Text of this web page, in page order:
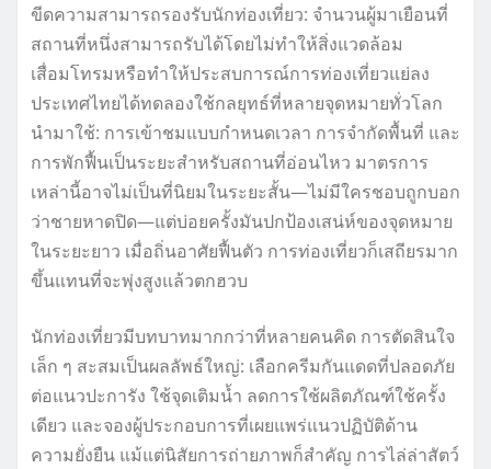
ขีดความสามารถรองรับนักท่องเที่ยว: จำนวนผู้มาเยือนที่
สถานที่หนึ่งสามารถรับได้โดยไม่ทำให้สิ่งแวดล้อม
เสื่อมโทรมหรือทำให้ประสบการณ์การท่องเที่ยวแย่ลง
ประเทศไทยได้ทดลองใช้กลยุทธ์ที่หลายจุดหมายทั่วโลก
นำมาใช้: การเข้าชมแบบกำหนดเวลา การจำกัดพื้นที่ และ
การพักฟื้นเป็นระยะสำหรับสถานที่อ่อนไหว มาตรการ
เหล่านี้อาจไม่เป็นที่นิยมในระยะสั้น—ไม่มีใครชอบถูกบอก
ว่าชายหาดปิด—แต่บ่อยครั้งมันปกป้องเสน่ห์ของจุดหมาย
ในระยะยาว เมื่อถิ่นอาศัยฟื้นตัว การท่องเที่ยวก็เสถียรมาก
ขึ้นแทนที่จะพุ่งสูงแล้วตกฮวบ
นักท่องเที่ยวมีบทบาทมากกว่าที่หลายคนคิด การตัดสินใจ
เล็ก ๆ สะสมเป็นผลลัพธ์ใหญ่: เลือกครีมกันแดดที่ปลอดภัย
ต่อแนวปะการัง ใช้จุดเติมน้ำ ลดการใช้ผลิตภัณฑ์ใช้ครั้ง
เดียว และจองผู้ประกอบการที่เผยแพร่แนวปฏิบัติด้าน
ความยั่งยืน แม้แต่นิสัยการถ่ายภาพก็สำคัญ การไล่ล่าสัตว์